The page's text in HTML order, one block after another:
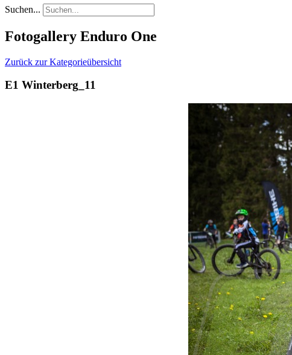
Suchen...
Fotogallery Enduro One
Zurück zur Kategorieübersicht
E1 Winterberg_11